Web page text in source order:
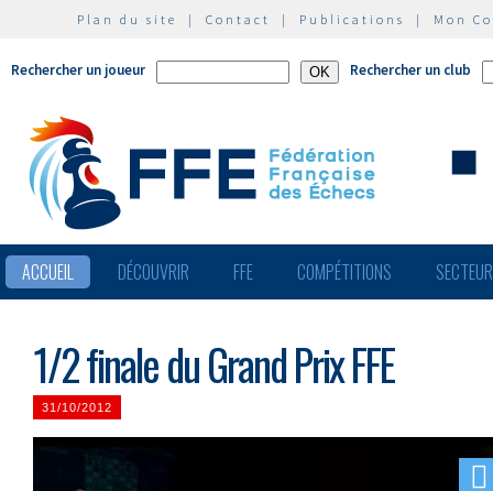
Plan du site | Contact | Publications | Mon
Rechercher un joueur Rechercher un club
ACCUEIL DÉCOUVRIR FFE COMPÉTITIONS
1/2 finale du Grand Prix FFE
31/10/2012